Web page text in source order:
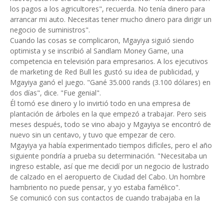
los pagos a los agricultores", recuerda. No tenía dinero para
arrancar mi auto. Necesitas tener mucho dinero para dirigir un
negocio de suministros".
Cuando las cosas se complicaron, Mgayiya siguió siendo
optimista y se inscribió al Sandlam Money Game, una
competencia en televisión para empresarios. A los ejecutivos
de marketing de Red Bull les gustó su idea de publicidad, y
Mgayiya ganó el juego. "Gané 35.000 rands (3.100 dólares) en
dos días", dice. "Fue genial".
Él tomó ese dinero y lo invirtió todo en una empresa de
plantación de árboles en la que empezó a trabajar. Pero seis
meses después, todo se vino abajo y Mgayiya se encontró de
nuevo sin un centavo, y tuvo que empezar de cero.
Mgayiya ya había experimentado tiempos difíciles, pero el año
siguiente pondría a prueba su determinación. "Necesitaba un
ingreso estable, así que me decidí por un negocio de lustrado
de calzado en el aeropuerto de Ciudad del Cabo. Un hombre
hambriento no puede pensar, y yo estaba famélico".
Se comunicó con sus contactos de cuando trabajaba en la